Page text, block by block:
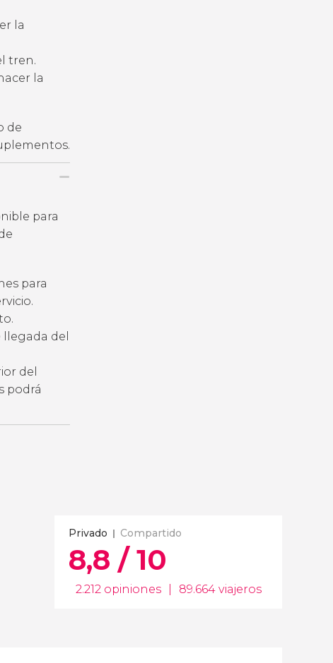
la
tren.
la
de
para
para
del
del
podrá
Privado Compartido
8,8 / 10
2.212 opiniones 89.664 viajeros